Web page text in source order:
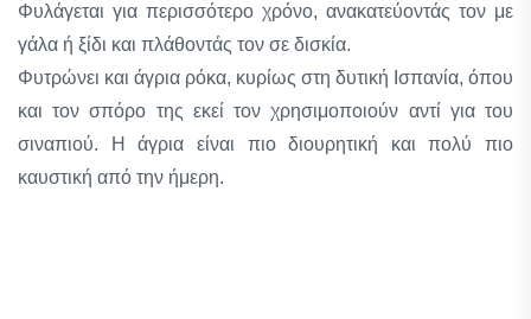
Φυλάγεται για περισσότερο χρόνο, ανακατεύοντάς τον με
γάλα ή ξίδι και πλάθοντάς τον σε δισκία.
Φυτρώνει και άγρια ρόκα, κυρίως στη δυτική Ισπανία, όπου
και τον σπόρο της εκεί τον χρησιμοποιούν αντί για του
σιναπιού. Η άγρια είναι πιο διουρητική και πολύ πιο
καυστική από την ήμερη.